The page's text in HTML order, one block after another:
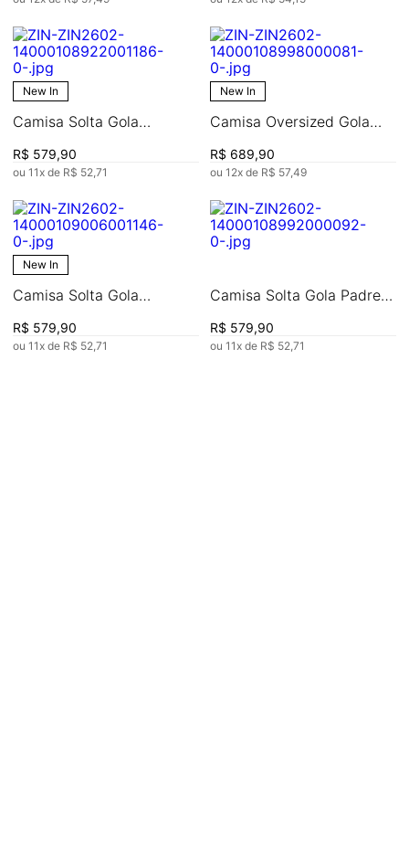
New In
Camisa Solta Gola
Alongada
R$ 579,90
ou 11x de R$ 52,71
New In
Camisa Oversized Gola
Alongada
R$ 689,90
ou 12x de R$ 57,49
New In
Camisa Solta Gola
Padrão
R$ 579,90
ou 11x de R$ 52,71
Camisa Solta Gola Padre
R$ 579,90
ou 11x de R$ 52,71